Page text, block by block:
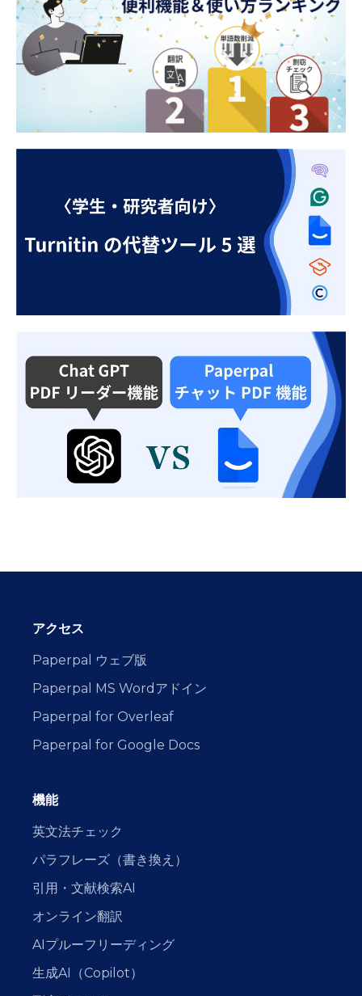
アクセス
Paperpal ウェブ版
Paperpal MS Wordアドイン
Paperpal for Overleaf
Paperpal for Google Docs
機能
英文法チェック
パラフレーズ（書き換え）
引用・文献検索AI
オンライン翻訳
AIプルーフリーディング
生成AI（Copilot）